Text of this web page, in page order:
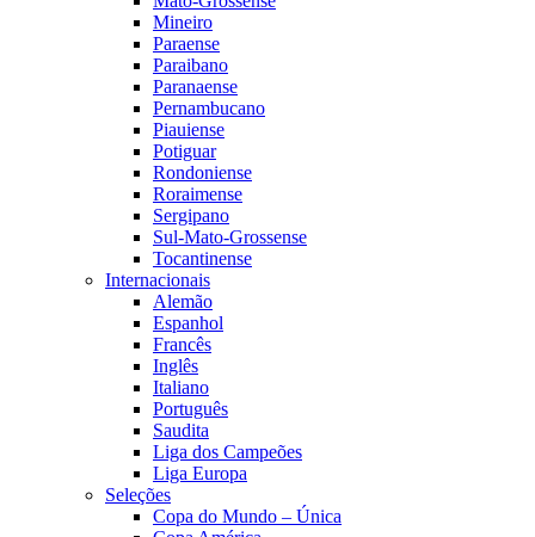
Mineiro
Paraense
Paraibano
Paranaense
Pernambucano
Piauiense
Potiguar
Rondoniense
Roraimense
Sergipano
Sul-Mato-Grossense
Tocantinense
Internacionais
Alemão
Espanhol
Francês
Inglês
Italiano
Português
Saudita
Liga dos Campeões
Liga Europa
Seleções
Copa do Mundo – Única